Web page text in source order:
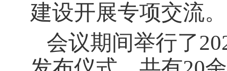
建设开展专项交流。
会议期间举行了